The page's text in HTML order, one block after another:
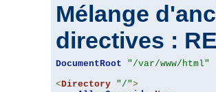
Mélange
directives :
DocumentRoot
"/var/www/html"
<Directory "/">